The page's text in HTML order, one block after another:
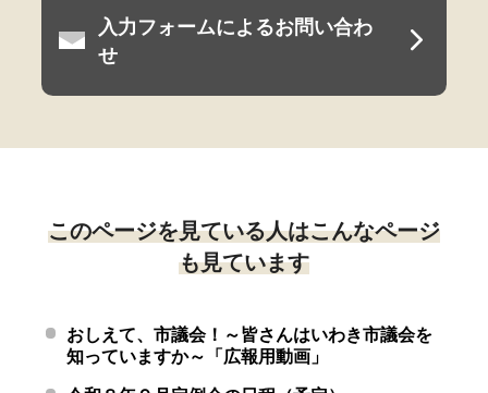
入力フォームによるお問い合わ
せ
このページを見ている人はこんなページ
も見ています
おしえて、市議会！～皆さんはいわき市議会を
知っていますか～「広報用動画」